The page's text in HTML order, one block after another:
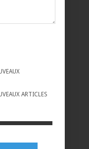
ARTICLES